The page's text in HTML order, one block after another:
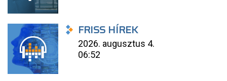
FRISS HÍREK
2026. augusztus 4.
06:52